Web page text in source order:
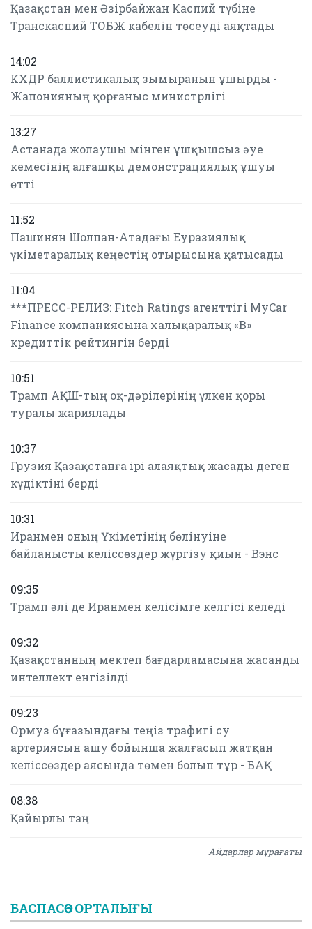
Қазақстан мен Әзірбайжан Каспий түбіне
Транскаспий ТОБЖ кабелін төсеуді аяқтады
14:02
КХДР баллистикалық зымыранын ұшырды -
Жапонияның қорғаныс министрлігі
13:27
Астанада жолаушы мінген ұшқышсыз әуе
кемесінің алғашқы демонстрациялық ұшуы
өтті
11:52
Пашинян Шолпан-Атадағы Еуразиялық
үкіметаралық кеңестің отырысына қатысады
11:04
***ПРЕСС-РЕЛИЗ: Fitch Ratings агенттігі MyCar
Finance компаниясына халықаралық «B»
кредиттік рейтингін берді
10:51
Трамп АҚШ-тың оқ-дәрілерінің үлкен қоры
туралы жариялады
10:37
Грузия Қазақстанға ірі алаяқтық жасады деген
күдіктіні берді
10:31
Иранмен оның Үкіметінің бөлінуіне
байланысты келіссөздер жүргізу қиын - Вэнс
09:35
Трамп әлі де Иранмен келісімге келгісі келеді
09:32
Қазақстанның мектеп бағдарламасына жасанды
интеллект енгізілді
09:23
Ормуз бұғазындағы теңіз трафигі су
артериясын ашу бойынша жалғасып жатқан
келіссөздер аясында төмен болып тұр - БАҚ
08:38
Қайырлы таң
Айдарлар мұрағаты
БАСПАСӨЗ ОРТАЛЫҒЫ